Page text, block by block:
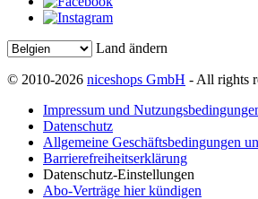
Land ändern
© 2010-2026 niceshops GmbH - All rights
Impressum und
Datenschutz
Allgemeine Geschäftsbedingungen
Barrierefreiheitserklärung
Datenschutz-Einstellungen
Abo-Verträge hier kündigen